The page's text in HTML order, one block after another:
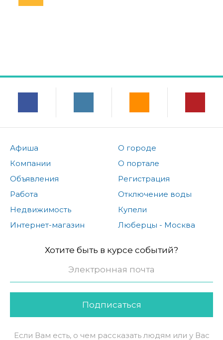
Афиша
Компании
Объявления
Работа
Недвижимость
Интернет-магазин
О городе
О портале
Регистрация
Отключение воды
Купели
Люберцы - Москва
Хотите быть в курсе событий?
Подписаться
Если Вам есть, о чем рассказать людям или у Вас